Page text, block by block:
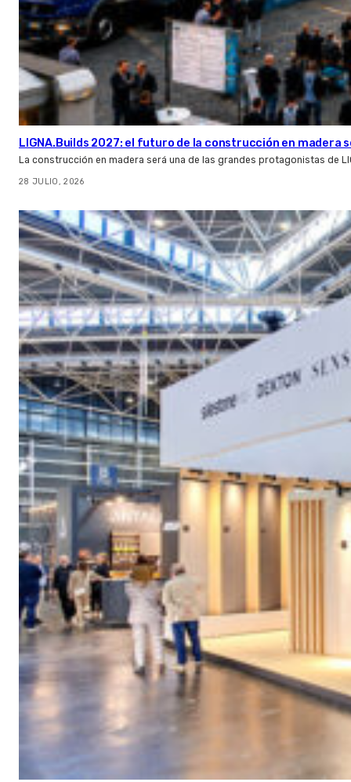
LIGNA.Builds 2027: el futuro de la construcción en madera
La construcción en madera será una de las grandes protagonistas de
28 JULIO, 2026